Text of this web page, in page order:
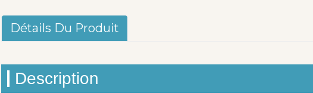
Détails Du Produit
Description